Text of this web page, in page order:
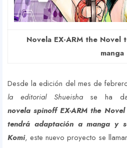
Novela EX-ARM the Novel
manga
Desde la edición del mes de
la editorial Shueisha se ha
novela spinoff EX-ARM the
tendrá adaptación a manga y
Komi, este nuevo proyecto se